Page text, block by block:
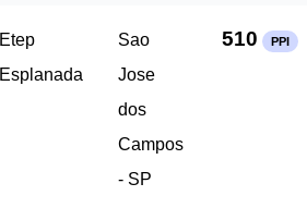
Etep
Esplanada
Sao
Jose
dos
Campos
- SP
510 PPI